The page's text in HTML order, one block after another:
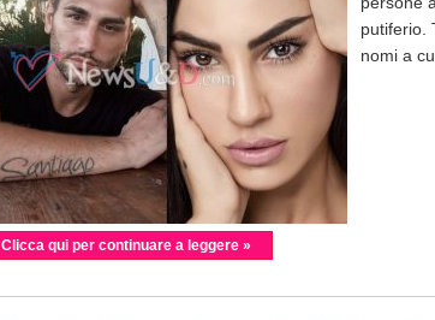
putiferio.
nomi a
Clicca qui per continuare a leggere »